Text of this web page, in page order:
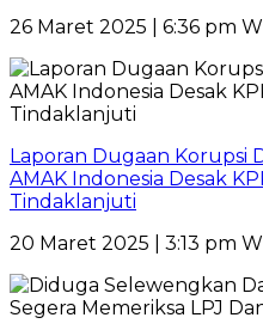
26 Maret 2025 | 6:36 pm
Laporan Dugaan Korupsi
AMAK Indonesia Desak
Tindaklanjuti
20 Maret 2025 | 3:13 pm